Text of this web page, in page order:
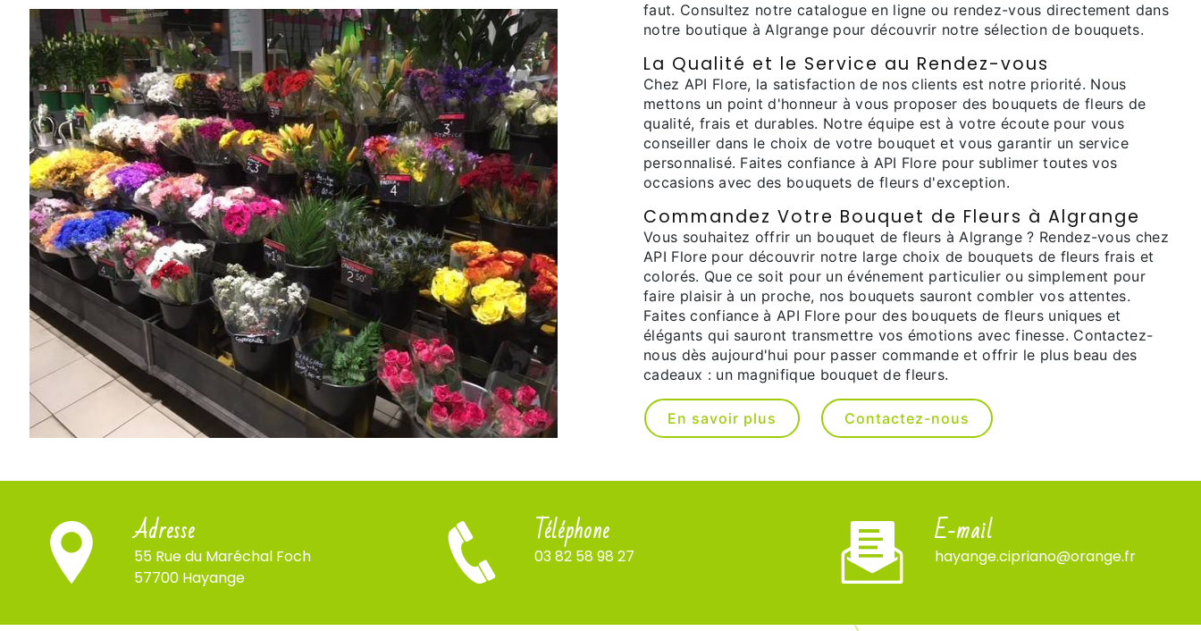
faut. Consultez notre catalogue en ligne ou rendez-vous directement dans
notre boutique à Algrange pour découvrir notre sélection de bouquets.
La Qualité et le Service au Rendez-vous
Chez API Flore, la satisfaction de nos clients est notre priorité. Nous
mettons un point d'honneur à vous proposer des bouquets de fleurs de
qualité, frais et durables. Notre équipe est à votre écoute pour vous
conseiller dans le choix de votre bouquet et vous garantir un service
personnalisé. Faites confiance à API Flore pour sublimer toutes vos
occasions avec des bouquets de fleurs d'exception.
Commandez Votre Bouquet de Fleurs à Algrange
Vous souhaitez offrir un bouquet de fleurs à Algrange ? Rendez-vous chez
API Flore pour découvrir notre large choix de bouquets de fleurs frais et
colorés. Que ce soit pour un événement particulier ou simplement pour
faire plaisir à un proche, nos bouquets sauront combler vos attentes.
Faites confiance à API Flore pour des bouquets de fleurs uniques et
élégants qui sauront transmettre vos émotions avec finesse. Contactez-
nous dès aujourd'hui pour passer commande et offrir le plus beau des
cadeaux : un magnifique bouquet de fleurs.
En savoir plus Contactez-nous
Adresse
55 Rue du Maréchal Foch
57700 Hayange
Téléphone
03 82 58 98 27
E-mail
hayange.cipriano@orange.fr